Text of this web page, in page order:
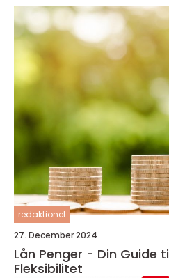
redaktionel
27. December 2024
Lån Penger - Din Guide
Fleksibilitet